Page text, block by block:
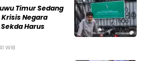
Timur Sedang
Negara
Harus
WIB